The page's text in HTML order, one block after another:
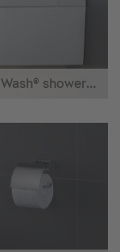
SensoWash® shower toilet